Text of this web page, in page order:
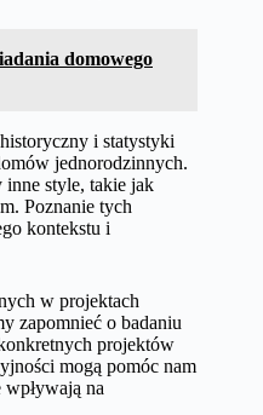
domowego
i statystyki
jednorodzinnych.
inne style, takie jak
Poznanie tych
kontekstu i
w projektach
zapomnieć o badaniu
projektów
mogą pomóc nam
na